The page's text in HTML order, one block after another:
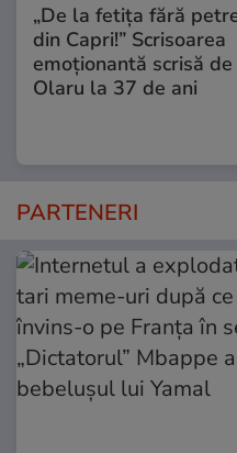
„De la fetița fără
din Capri!” Scrisoarea
emoționantă scrisă de
Olaru la 37 de ani
PARTENERI